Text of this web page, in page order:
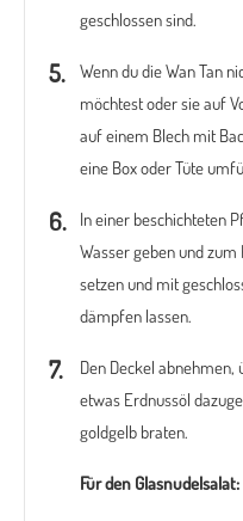
geschlossen sind.
Wenn du die Wan Tan
möchtest oder sie auf
auf einem Blech mit
eine Box oder Tüte
In einer beschichteten
Wasser geben und zum
setzen und mit
dämpfen lassen.
Den Deckel
etwas Erdnussöl
goldgelb braten.
Für den Glasnudelsalat: